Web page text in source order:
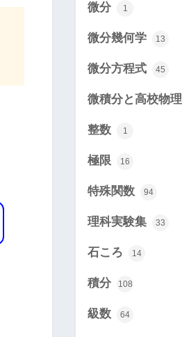
微分 1
微分幾何学 13
微分方程式 45
微積分と高校物理
整数 1
極限 16
特殊関数 94
理科実験集 33
石ころ 14
積分 108
級数 64